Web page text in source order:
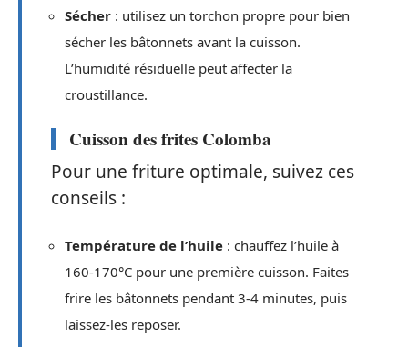
Sécher : utilisez un torchon propre pour bien
sécher les bâtonnets avant la cuisson.
L’humidité résiduelle peut affecter la
croustillance.
Cuisson des frites Colomba
Pour une friture optimale, suivez ces
conseils :
Température de l’huile : chauffez l’huile à
160-170°C pour une première cuisson. Faites
frire les bâtonnets pendant 3-4 minutes, puis
laissez-les reposer.